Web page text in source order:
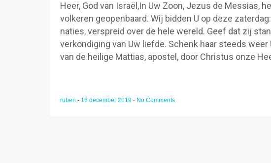
Heer, God van Israël,In Uw Zoon, Jezus de Messias,
volkeren geopenbaard. Wij bidden U op deze
naties, verspreid over de hele wereld. Geef dat zij
verkondiging van Uw liefde. Schenk haar steeds
van de heilige Mattias, apostel, door Christus onze
ruben - 16 december 2019 - No Comments